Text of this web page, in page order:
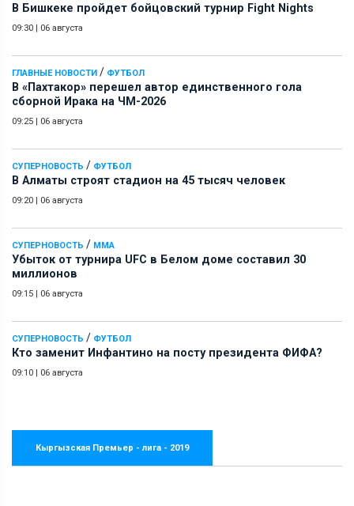
В Бишкеке пройдет бойцовский турнир Fight Nights
09:30 | 06 августа
ГЛАВНЫЕ НОВОСТИ / ФУТБОЛ
В «Пахтакор» перешел автор единственного гола
сборной Ирака на ЧМ-2026
09:25 | 06 августа
СУПЕРНОВОСТЬ / ФУТБОЛ
В Алматы строят стадион на 45 тысяч человек
09:20 | 06 августа
СУПЕРНОВОСТЬ / ММА
Убыток от турнира UFC в Белом доме составил 30
миллионов
09:15 | 06 августа
СУПЕРНОВОСТЬ / ФУТБОЛ
Кто заменит Инфантино на посту президента ФИФА?
09:10 | 06 августа
Кыргызская Премьер - лига - 2019